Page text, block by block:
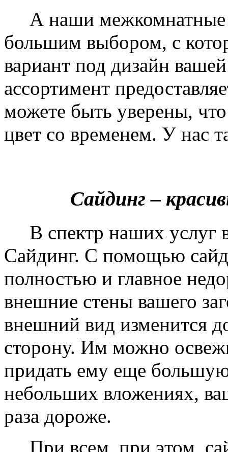
А наши межкомнатные
большим выбором, с
вариант под дизайн
ассортимент
можете быть уверены,
цвет со временем. У нас
Сайдинг –
В спектр наших услуг
Сайдинг. С помощью
полностью и главное
внешние стены вашего
внешний вид изменится
сторону. Им можно
придать ему еще
небольших вложениях,
раза дороже.
При всем, при этом,